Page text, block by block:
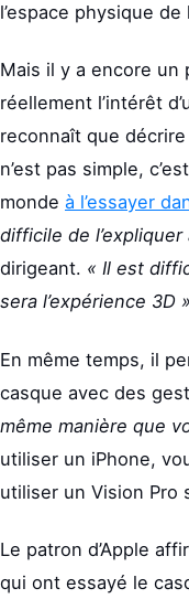
l’espace physique de
Mais il y a encore un
réellement l’intérêt
reconnaît que décrire
n’est pas simple,
monde à l’essayer
difficile de
dirigeant. « Il est
sera l’expérience 3D »
En même temps, il
casque avec des
même manière que
utiliser un iPhone,
utiliser un Vision Pro
Le patron d’Apple
qui ont essayé le